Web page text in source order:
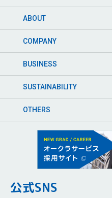
ABOUT
COMPANY
BUSINESS
SUSTAINABILITY
OTHERS
公式SNS